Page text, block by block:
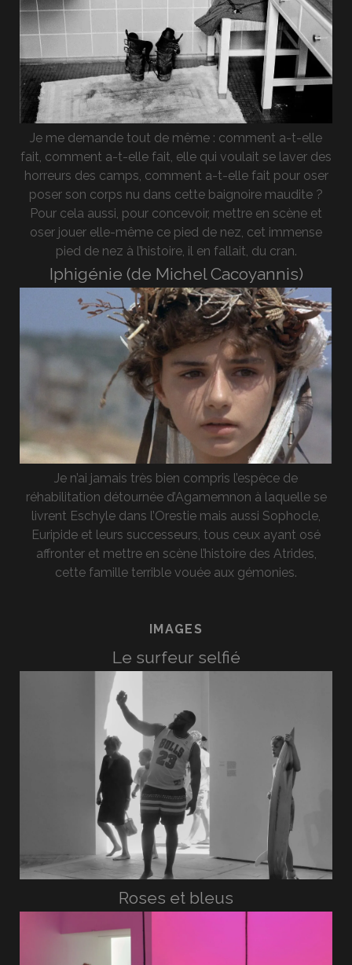
Je me demande tout de même : comment a-t-elle
fait, comment a-t-elle fait, elle qui voulait se laver des
horreurs des camps, comment a-t-elle fait pour oser
poser son corps nu dans cette baignoire maudite ?
Pour cela aussi, pour concevoir, mettre en scène et
oser jouer elle-même ce pied de nez, cet immense
pied de nez à l’histoire, il en fallait, du cran.
Iphigénie (de Michel Cacoyannis)
Je n’ai jamais très bien compris l’espèce de
réhabilitation détournée d’Agamemnon à laquelle se
livrent Eschyle dans l’Orestie mais aussi Sophocle,
Euripide et leurs successeurs, tous ceux ayant osé
affronter et mettre en scène l’histoire des Atrides,
cette famille terrible vouée aux gémonies.
IMAGES
Le surfeur selfié
Roses et bleus